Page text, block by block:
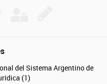
del Sistema Argentino de
(1)